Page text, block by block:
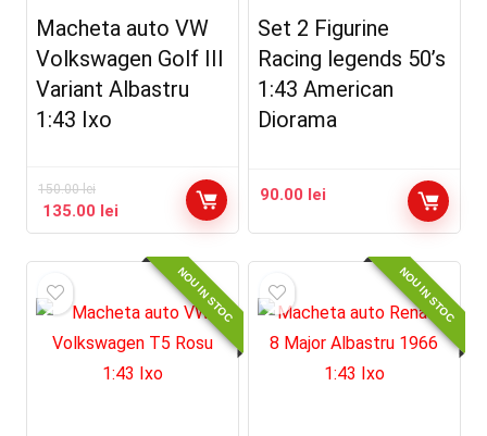
Macheta auto VW
Volkswagen Golf III
Variant Albastru
1:43 Ixo
150.00lei
135.00 lei
Set 2 Figurine
Racing legends 50’s
1:43 American
Diorama
90.00 lei
NOU IN STOC NOU IN STOC